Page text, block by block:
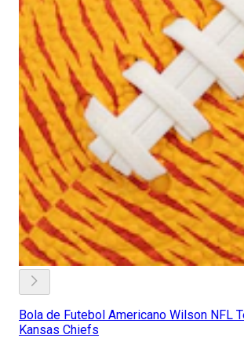
Bola de Futebol Americano Wilson NFL
Kansas Chiefs